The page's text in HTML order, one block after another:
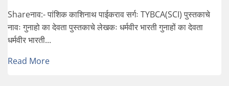
Shareनाव:- पांशिक काशिनाथ पाईकराव सर्गः TYBCA(SCI) पुस्तकाचे
नावः गुनाहो का देवता पुस्तकाचे लेखकः धर्मवीर भारती गुनाहों का देवता
धर्मवीर भारती...
Read More